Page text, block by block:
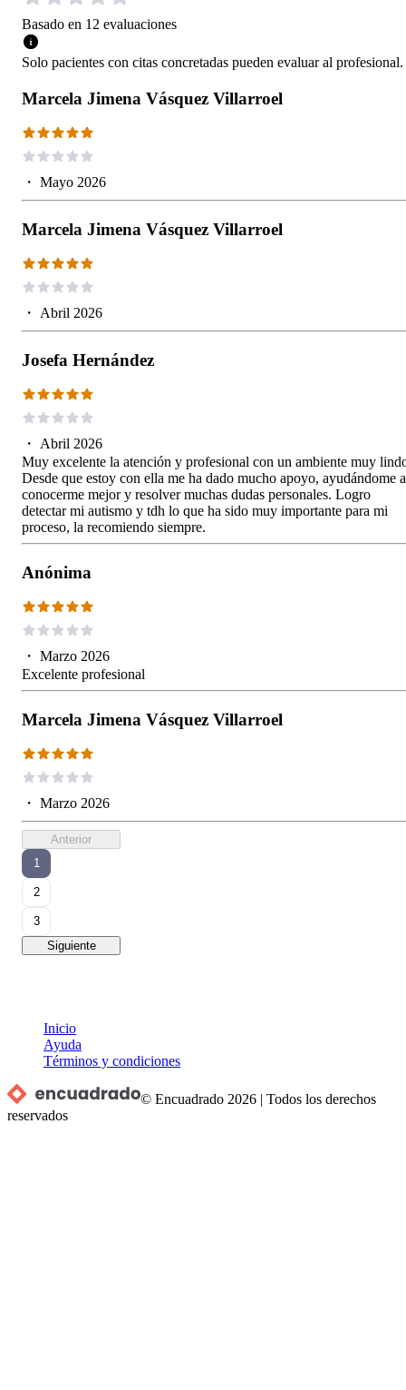
Basado en 12 evaluaciones
Solo pacientes con citas concretadas pueden evaluar al profesional.
Marcela Jimena Vásquez Villarroel
・ Mayo 2026
Marcela Jimena Vásquez Villarroel
・ Abril 2026
Josefa Hernández
・ Abril 2026
Muy excelente la atención y profesional con un ambiente muy
Desde que estoy con ella me ha dado mucho apoyo, ayudándome a
conocerme mejor y resolver muchas dudas personales. Logro
detectar mi autismo y tdh lo que ha sido muy importante para mi
proceso, la recomiendo siempre.
Anónima
・ Marzo 2026
Excelente profesional
Marcela Jimena Vásquez Villarroel
・ Marzo 2026
Anterior
1
2
3
Siguiente
Inicio
Ayuda
Términos y condiciones
© Encuadrado 2026 |Todos los derechos
reservados